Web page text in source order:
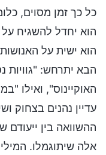
כל כך זמן מסוים,
הוא יחדל להשגיח
הוא ישית על
הבא יתרחש: "גוויות
האוקיינוס", ואילו
עדיין נהנים בצחוק
ההשוואה בין ייעודם
אלה שיתוגמלו.